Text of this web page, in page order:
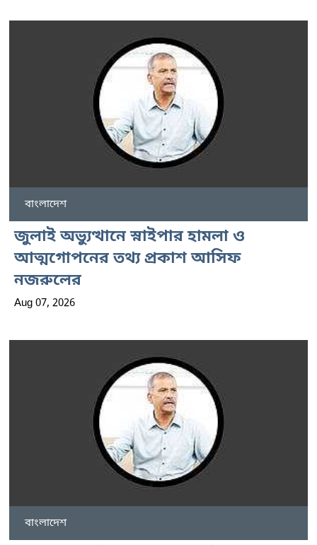
বাংলাদেশ
জুলাই অভ্যুত্থানে স্নাইপার হামলা ও
আত্মগোপনের তথ্য প্রকাশ আসিফ
নজরুলের
Aug 07, 2026
বাংলাদেশ